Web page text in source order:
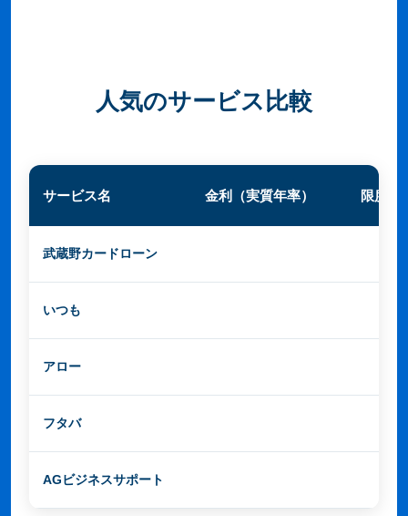
人気のサービス比較
サービス名 金利（実質年率） 限度額
武蔵野カードローン
いつも
アロー
フタバ
AGビジネスサポート